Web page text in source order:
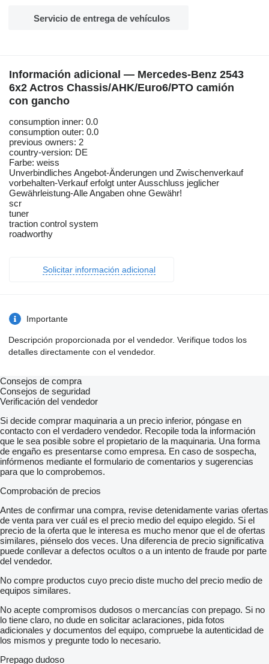
Servicio de entrega de vehículos
Información adicional — Mercedes-Benz 2543
6x2 Actros Chassis/AHK/Euro6/PTO camión
con gancho
consumption inner: 0.0
consumption outer: 0.0
previous owners: 2
country-version: DE
Farbe: weiss
Unverbindliches Angebot-Änderungen und Zwischenverkauf
vorbehalten-Verkauf erfolgt unter Ausschluss jeglicher
Gewährleistung-Alle Angaben ohne Gewähr!
scr
tuner
traction control system
roadworthy
Solicitar información adicional
Importante
Descripción proporcionada por el vendedor. Verifique todos los
detalles directamente con el vendedor.
Consejos de compra
Consejos de seguridad
Verificación del vendedor
Si decide comprar maquinaria a un precio inferior, póngase en
contacto con el verdadero vendedor. Recopile toda la información
que le sea posible sobre el propietario de la maquinaria. Una forma
de engaño es presentarse como empresa. En caso de sospecha,
infórmenos mediante el formulario de comentarios y sugerencias
para que lo comprobemos.
Comprobación de precios
Antes de confirmar una compra, revise detenidamente varias ofertas
de venta para ver cuál es el precio medio del equipo elegido. Si el
precio de la oferta que le interesa es mucho menor que el de ofertas
similares, piénselo dos veces. Una diferencia de precio significativa
puede conllevar a defectos ocultos o a un intento de fraude por parte
del vendedor.
No compre productos cuyo precio diste mucho del precio medio de
equipos similares.
No acepte compromisos dudosos o mercancías con prepago. Si no
lo tiene claro, no dude en solicitar aclaraciones, pida fotos
adicionales y documentos del equipo, compruebe la autenticidad de
los mismos y pregunte todo lo necesario.
Prepago dudoso